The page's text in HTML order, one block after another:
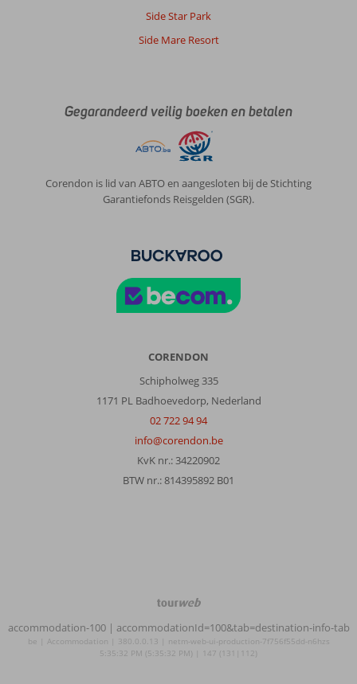
Side Star Park
Side Mare Resort
Gegarandeerd veilig boeken en betalen
Corendon is lid van ABTO en aangesloten bij de Stichting
Garantiefonds Reisgelden (SGR).
CORENDON
Schipholweg 335
1171 PL Badhoevedorp, Nederland
02 722 94 94
info@corendon.be
KvK nr.: 34220902
BTW nr.: 814395892 B01
TourWeb
©
NetMatch
accommodation-100 | accommodationId=100&tab=destination-info-tab
be | Accommodation | 380.0.0.13 | netm-web-ui-production-7f756f55dd-n6hzs
5:35:32 PM (5:35:32 PM) | 147 (131|112)